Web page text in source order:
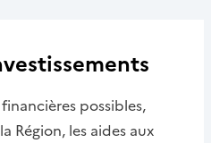
possibles,
Région, les aides aux